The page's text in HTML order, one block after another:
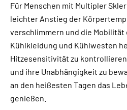
Wirksamkeit des Medikaments
verhindert und eine sichere
Menschen mit Diabetes
Insulin immer vor extremen
Sonneneinstrahlung und
außerhalb des empfohlenen
des Verfallsdatums gelagert
dass es sicher, stabil und
Für Menschen mit Multipler
leichter Anstieg der
verschlimmern und die Mobilität
Kühlkleidung und Kühlwesten
Hitzesensitivität zu
und ihre Unabhängigkeit zu
an den heißesten Tagen das
genießen.